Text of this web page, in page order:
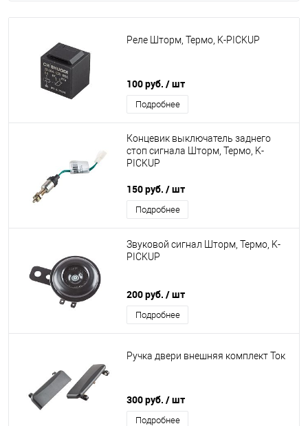
Реле Шторм, Термо, K-PICKUP
100 руб. / шт
Подробнее
Концевик выключатель заднего
стоп сигнала Шторм, Термо, K-
PICKUP
150 руб. / шт
Подробнее
Звуковой сигнал Шторм, Термо, K-
PICKUP
200 руб. / шт
Подробнее
Ручка двери внешняя комплект Ток
300 руб. / шт
Подробнее